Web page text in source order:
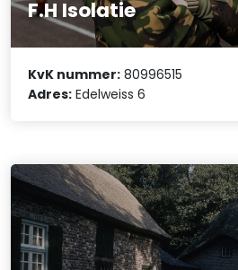
F.H Isolatie
KvK nummer: 80996515
Adres: Edelweiss 6